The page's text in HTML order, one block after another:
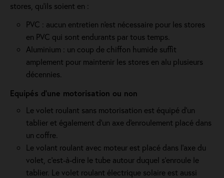
stores, qu'ils soient en :
PVC : aucun entretien n'est nécessaire pour les stores
en PVC qui sont endurants par tous temps.
Aluminium : un coup de chiffon humide suffit
amplement pour maintenir les stores en alu plusieurs
décennies.
Equipés d'une motorisation ou non
Le volet roulant sans motorisation est équipé d'un
tablier et également d'un axe d'enroulement placé dans
un coffre.
Le volant roulant avec moteur est placé dans l’axe du
volet, c’est-à-dire le tube autour duquel s’enroule le
tablier. Le volet roulant électrique solaire est aussi